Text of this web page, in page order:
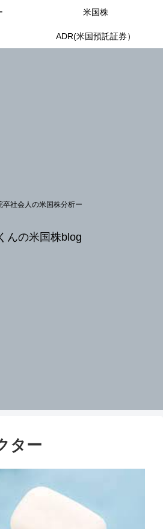
卒社会人の米国株分析ー
んの米国株blog
米国株
ADR(米国預託証券）
ター